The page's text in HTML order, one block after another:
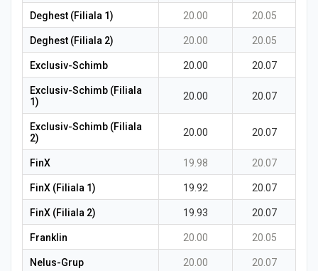
Deghest (Filiala 1) 20.00 20.05
Deghest (Filiala 2) 20.00 20.05
Exclusiv-Schimb 20.00 20.07
Exclusiv-Schimb (Filiala
1)
20.00 20.07
Exclusiv-Schimb (Filiala
2)
20.00 20.07
FinX 19.98 20.07
FinX (Filiala 1) 19.92 20.07
FinX (Filiala 2) 19.93 20.07
Franklin 20.00 20.05
Nelus-Grup 20.00 20.07